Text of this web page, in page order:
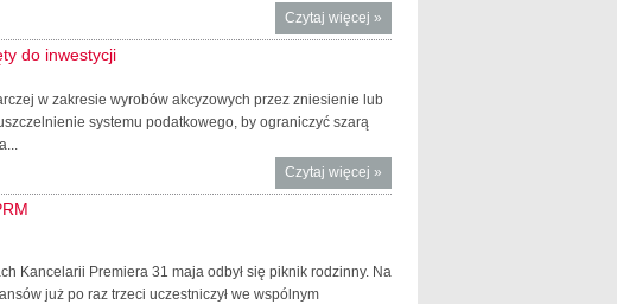
Czytaj więcej o Zakończyliśmy
rejestrację prac
edukacyjnym
»
do inwestycji
w zakresie wyrobów akcyzowych przez zniesienie lub
systemu podatkowego, by ograniczyć szarą
Czytaj więcej o
Uproszczenia
»
Kancelarii Premiera 31 maja odbył się piknik rodzinny. Na
już po raz trzeci uczestniczył we wspólnym